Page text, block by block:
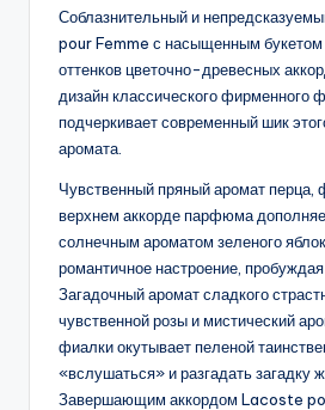
Соблазнительный и
pour Femme с насыщенным букетом
оттенков цветочно-древесных
дизайн классического фирменного
подчеркивает современный шик
аромата.
Чувственный пряный аромат перца,
верхнем аккорде парфюма
солнечным ароматом зеленого
романтичное настроение,
Загадочный аромат сладкого
чувственной розы и мистический
фиалки окутывает пеленой
«вслушаться» и разгадать загадку
Завершающим аккордом Lacoste